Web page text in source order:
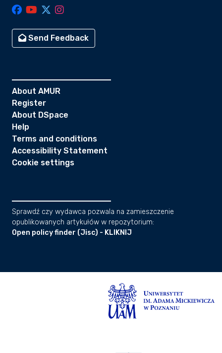
Send Feedback
About AMUR
Register
About DSpace
Help
Terms and conditions
Accessibility Statement
Cookie settings
Sprawdź czy wydawca pozwala na zamieszczenie
opublikowanych artykułów w repozytorium:
Open policy finder (Jisc) - KLIKNIJ